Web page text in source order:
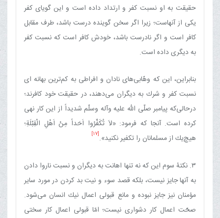
حقیقت به او نسبت كفر و ارتداد داده است و این گویای كفر
یكی از آنهاست؛ زیرا اگر سخن گوینده درست باشد، طرف مقابل
كافر است و اگر نادرست باشد، خودش كافر است كه نسبت كفر
به دیگری داده است.
بنابراین، این‌ كه وهّابی‌های نادان و افراطی به كم‌ترین بهانه ای
نسبت كفر و شرك به دیگران می‌دهند، در حقیقت خود كافرند؛
درحالی‌كه پیامبر صلّی الله علیه وآله وسلّم شدیداً از این كار نهی
كرده است. آنجا كه فرمود: «لاَ تُكَفِّرُوا اَحَداً مِنْ اَهْلِ الْقِبْلَةِ‌؛
هیچ‌یك از مسلمانان را تكفیر نكنید».[17]
۳. نكتۀ سوم این ‌كه نه تنها اهانت به دیگران و نسبت ناروا دادن
به آنها جایز نیست، بلكه قصد سوء و نیت بد كردن در مورد سایر
مؤمنان نیز جایز نبوده و مانع قبولی اعمال نیك انسان می‌شود.
صحّت اعمال كار دشواری نیست؛ امّا قبولی اعمال كار سختی